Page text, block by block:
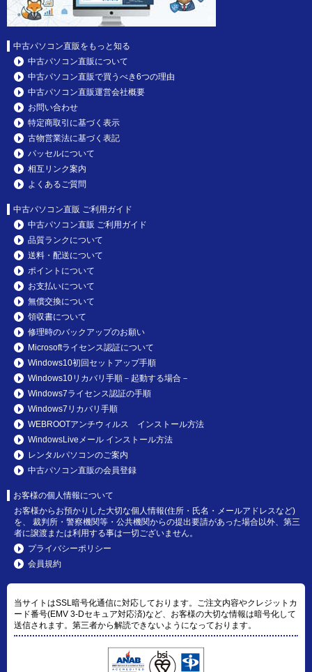
中古パソコン直販をもっと知る
中古パソコン直販について
中古パソコン直販で買うべき6つの理由
中古パソコン直販運営会社概要
お問い合わせ
特定商取引に基づく表示
古物営業法に基づく表記
パッセルについて
相互リンク案内
よくあるご質問
中古パソコン直販 ご利用ガイド
中古パソコン直販 ご利用ガイド
品質ランクについて
送料・配送について
ポイントについて
お支払いについて
無償交換について
領収書について
修理時のバックアップのお願い
Microsoftライセンス認証について
Windows10初回セットアップ手順
Windows10リカバリ手順－起動する場合－
Windows7ライセンス認証の手順
Windows7リカバリ手順
WEBROOTアンチウィルス インストール方法
WindowsLiveメール インストール方法
レンタルパソコンのご案内
中古パソコン直販の会員登録
お客様の個人情報について
お客様からお預かりした大切な個人情報(住所・氏名・メールアドレスなど)
を、 裁判所・警察機関等・公共機関からの提出要請があった場合以外、第三
者に譲渡または利用する事は一切ございません。
プライバシーポリシー
会員規約
当サイトはSSL暗号化通信に対応しております。ご注文内容やクレジットカ
ード番号(EMV 3-Dセキュア対応済)など、お客様の大切な情報は暗号化して
送信されます。第三者から解読できないようになっております。